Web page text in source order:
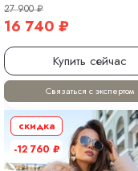
27 900₽
16 740 ₽
Купить сейчас
Связаться с экспертом
скидка
-12 760 ₽